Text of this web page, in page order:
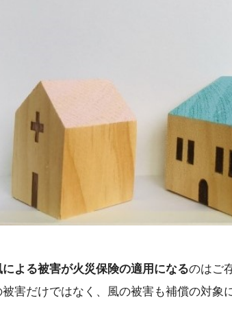
による被害が火災保険の適用になるのはご
被害だけではなく、風の被害も補償の対象